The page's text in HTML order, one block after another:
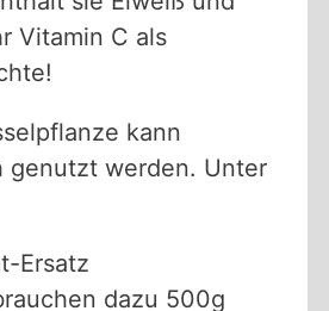
Vitamin C als
kann
genutzt werden. Unter
Ersatz
dazu 500g